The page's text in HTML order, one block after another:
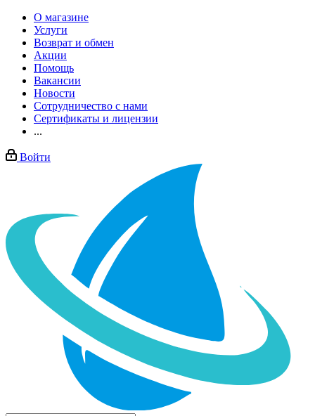
О магазине
Услуги
Возврат и обмен
Акции
Помощь
Вакансии
Новости
Сотрудничество с нами
Сертификаты и лицензии
...
Войти